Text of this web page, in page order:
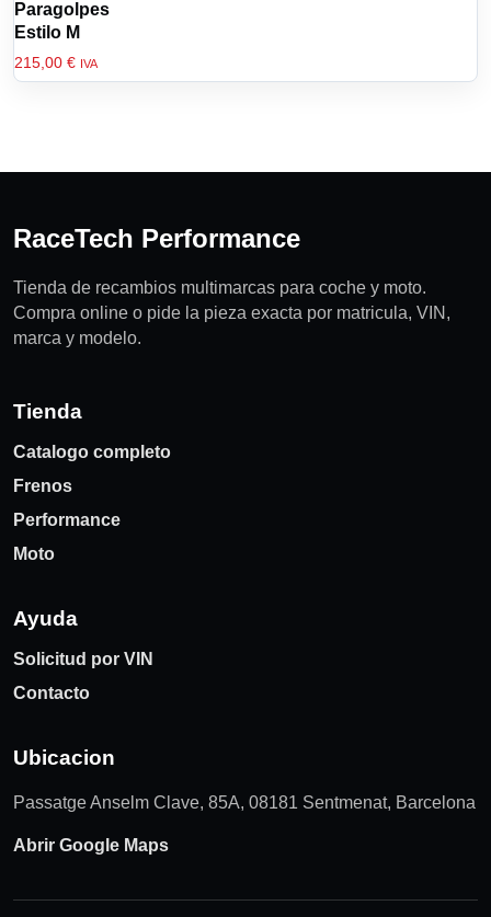
Paragolpes
Estilo M
215,00 € IVA
RaceTech Performance
Tienda de recambios multimarcas para coche y moto.
Compra online o pide la pieza exacta por matricula, VIN,
marca y modelo.
Tienda
Catalogo completo
Frenos
Performance
Moto
Ayuda
Solicitud por VIN
Contacto
Ubicacion
Passatge Anselm Clave, 85A, 08181 Sentmenat, Barcelona
Abrir Google Maps